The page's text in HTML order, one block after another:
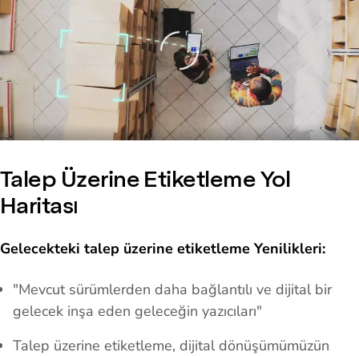
Loading
Talep Üzerine Etiketleme Yol
Haritası
Gelecekteki talep üzerine etiketleme Yenilikleri:
"Mevcut sürümlerden daha bağlantılı ve dijital bir
gelecek inşa eden geleceğin yazıcıları"
Talep üzerine etiketleme, dijital dönüşümümüzün